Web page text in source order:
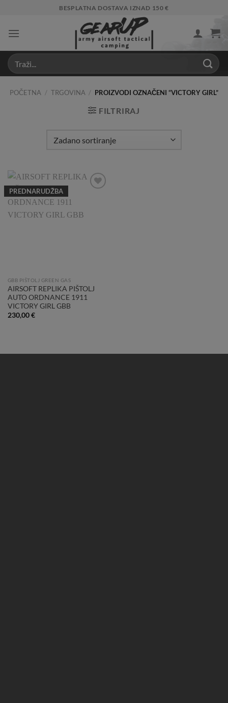
content
BESPLATNA DOSTAVA IZNAD 150 €
POČETNA / TRGOVINA / PROIZVODI OZNAČENI “VICTORY GIRL”
FILTRIRAJ
PREDNARUDŽBA
GBB PIŠTOLJ GREEN GAS
AIRSOFT REPLIKA PIŠTOLJ
AUTO ORDNANCE 1911
VICTORY GIRL GBB
230,00€